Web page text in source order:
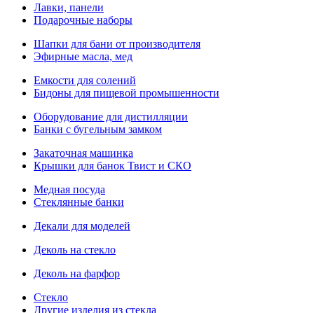
Лавки, панели
Подарочные наборы
Шапки для бани от производителя
Эфирные масла, мед
Емкости для солений
Бидоны для пищевой промышенности
Оборудование для дистилляции
Банки с бугельным замком
Закаточная машинка
Крышки для банок Твист и СКО
Медная посуда
Стеклянные банки
Декали для моделей
Деколь на стекло
Деколь на фарфор
Стекло
Другие изделия из стекла